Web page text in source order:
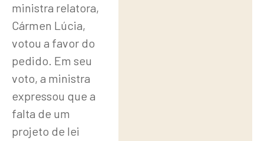
ministra relatora,
Cármen Lúcia,
votou a favor do
pedido. Em seu
voto, a ministra
expressou que a
falta de um
projeto de lei